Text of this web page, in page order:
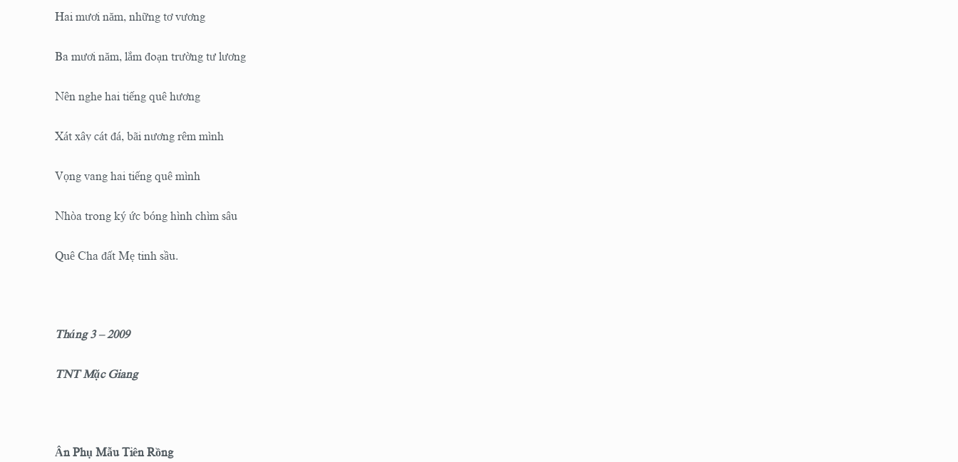
Hai mươi năm, những tơ vương
Ba mươi năm, lắm đoạn trường tư lương
Nên nghe hai tiếng quê hương
Xát xây cát đá, bãi nương rêm mình
Vọng vang hai tiếng quê mình
Nhòa trong ký ức bóng hình chìm sâu
Quê Cha đất Mẹ tinh sầu.
Tháng 3 – 2009
TNT Mặc Giang
Ân Phụ Mẫu Tiên Rồng